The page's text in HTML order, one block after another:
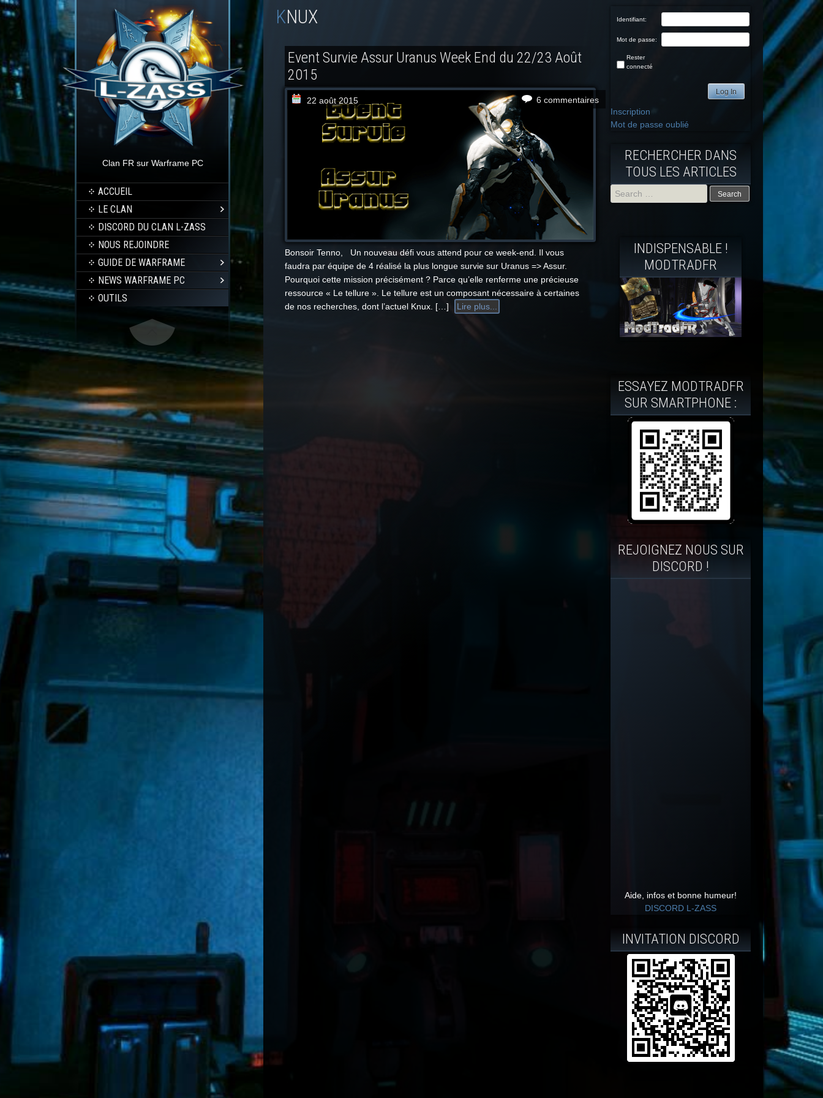
Clan FR sur Warframe PC
ACCUEIL
LE CLAN
DISCORD DU CLAN L-ZASS
NOUS REJOINDRE
GUIDE DE WARFRAME
NEWS WARFRAME PC
OUTILS
KNUX
Event Survie Assur Uranus Week End du 22/23 Août
2015
22 août 2015 6 commentaires
Bonsoir Tenno, Un nouveau défi vous attend pour ce week-end. Il vous
faudra par équipe de 4 réalisé la plus longue survie sur Uranus => Assur.
Pourquoi cette mission précisément ? Parce qu’elle renferme une précieuse
ressource « Le tellure ». Le tellure est un composant nécessaire à certaines
de nos recherches, dont l’actuel Knux. […]
Lire plus...
Identifiant:
Mot de passe:
Rester
connecté
Log In
Inscription
Mot de passe oublié
RECHERCHER DANS
TOUS LES ARTICLES
INDISPENSABLE !
MODTRADFR
ESSAYEZ MODTRADFR
SUR SMARTPHONE :
REJOIGNEZ NOUS SUR
DISCORD !
Aide, infos et bonne humeur!
DISCORD L-ZASS
INVITATION DISCORD